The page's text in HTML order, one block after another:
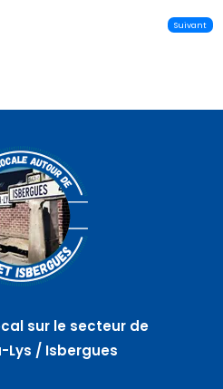
Suivant
sur le secteur de
/ Isbergues